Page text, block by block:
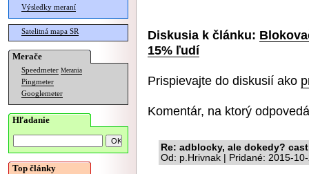
Výsledky meraní
Satelitná mapa SR
Merače
Speedmeter Merania
Pingmeter
Googlemeter
Hľadanie
Top články
Diskusia k článku:
15% ľudí
Prispievajte do diskusií ako
Komentár, na ktorý
Re: adblocky, ale dokedy?
Od: p.Hrivnak | Pridané: 2015-